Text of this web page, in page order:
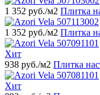
1 352 руб./м2 Плитка
1 352 руб./м2 Плитка
Хит
938 руб./м2 Плитка
Хит